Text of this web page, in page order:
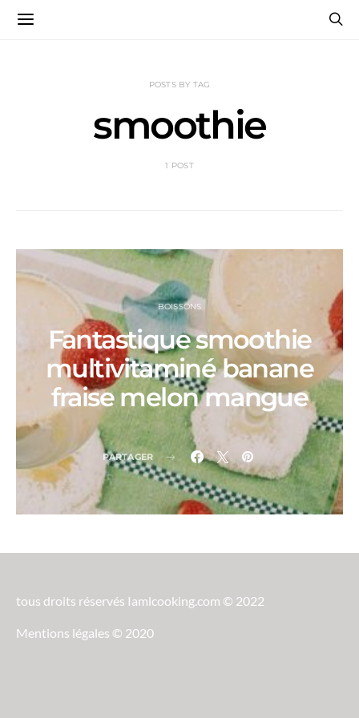
POSTS BY TAG
smoothie
1 POST
BOISSONS
Fantastique smoothie
multivitaminé banane
fraise melon mangue
PARTAGER
tous droits réservés Iamlcooking.com © 2022
Mentions légales © 2020